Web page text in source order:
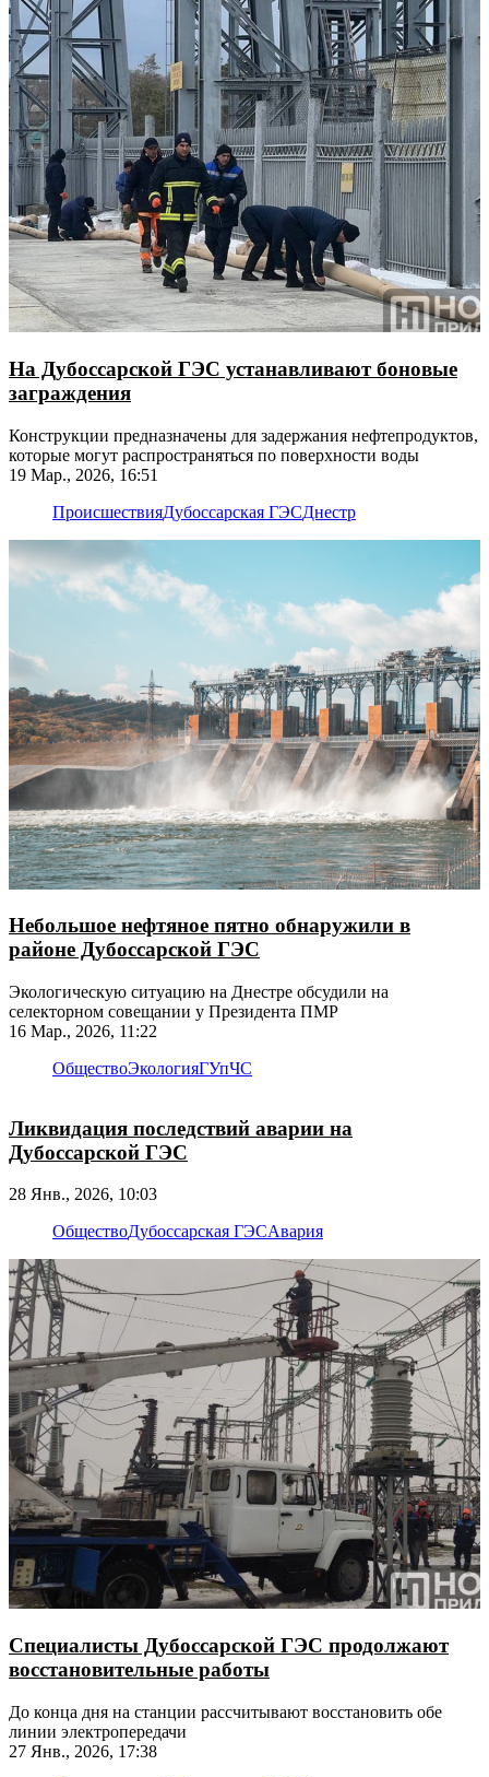
На Дубоссарской ГЭС устанавливают боновые
заграждения
Конструкции предназначены для задержания нефтепродуктов,
которые могут распространяться по поверхности воды
19 Мар., 2026, 16:51
ПроисшествияДубоссарская ГЭСДнестр
Небольшое нефтяное пятно обнаружили в
районе Дубоссарской ГЭС
Экологическую ситуацию на Днестре обсудили на
селекторном совещании у Президента ПМР
16 Мар., 2026, 11:22
ОбществоЭкологияГУпЧС
Ликвидация последствий аварии на
Дубоссарской ГЭС
28 Янв., 2026, 10:03
ОбществоДубоссарская ГЭСАвария
Специалисты Дубоссарской ГЭС продолжают
восстановительные работы
До конца дня на станции рассчитывают восстановить обе
линии электропередачи
27 Янв., 2026, 17:38